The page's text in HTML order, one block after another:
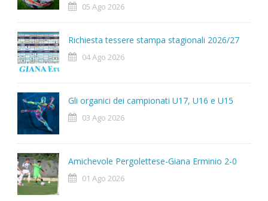
05 Ago 2026
Richiesta tessere stampa stagionali 2026/27
04 Ago 2026
Gli organici dei campionati U17, U16 e U15
03 Ago 2026
Amichevole Pergolettese-Giana Erminio 2-0
01 Ago 2026